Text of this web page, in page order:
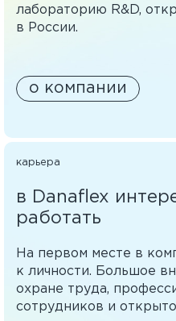
лабораторию R&D,
в России.
о компании
карьера
в Danaflex
работать
На первом месте в
к личности. Большое
охране труда,
сотрудников и